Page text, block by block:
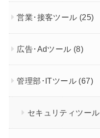
営業･接客ツール (25)
広告･Adツール (8)
管理部･ITツール (67)
セキュリティツール